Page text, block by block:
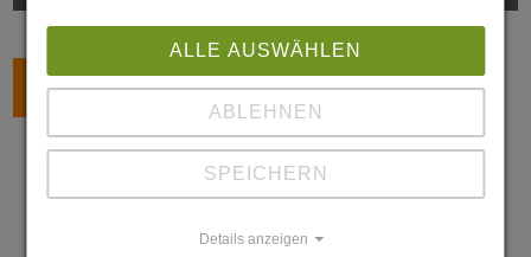
ZURÜCK
ALLE AUSWÄHLEN
ABLEHNEN
SPEICHERN
Details anzeigen